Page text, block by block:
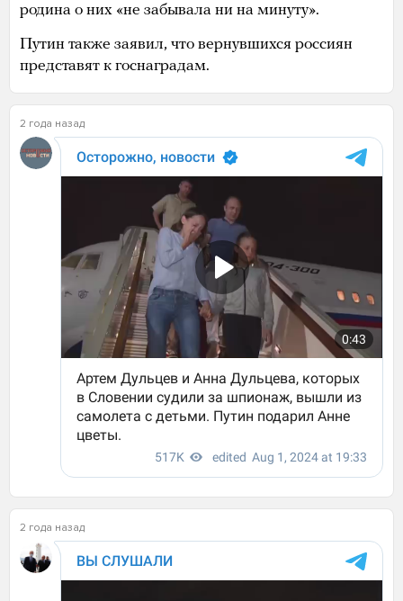
родина о них «не забывала ни на минуту».
Путин также заявил, что вернувшихся россиян
представят к госнаградам.
2 года назад
2 года назад